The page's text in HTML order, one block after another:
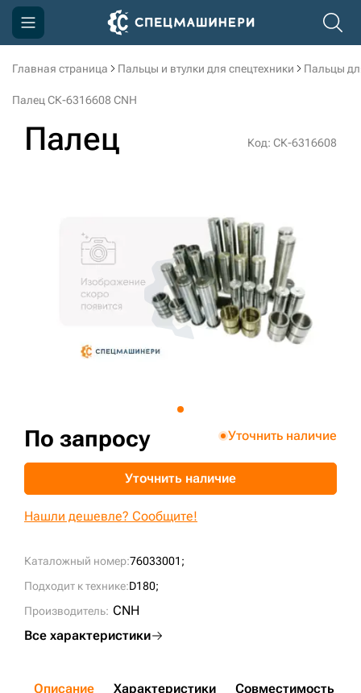
Главная страница Пальцы и втулки для спецтехники Пальцы
Палец СК-6316608 CNH
Палец Код: СК-6316608
Каталожный номер:76033001;
Подходит к технике:D180;
Производитель: CNH
Все характеристики
По запросу Уточнить наличие
Уточнить наличие
Нашли дешевле? Сообщите!
Описание Характеристики Совместимость
Компания
Доставка и оплата
3D тур по производству
3D тур по складам
sksale@skdst.ru